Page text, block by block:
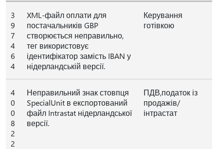
3
9
7
4
6
4
XML-файл оплати для
постачальників GBP
створюється неправильно,
тег використовує
ідентифікатор замість IBAN у
нідерландській версії.
Керування
готівкою
4
0
0
8
2
2
Неправильний знак стовпця
SpecialUnit в експортований
файл Intrastat нідерландської
версії.
ПДВ,податок із
продажів/
інтрастат